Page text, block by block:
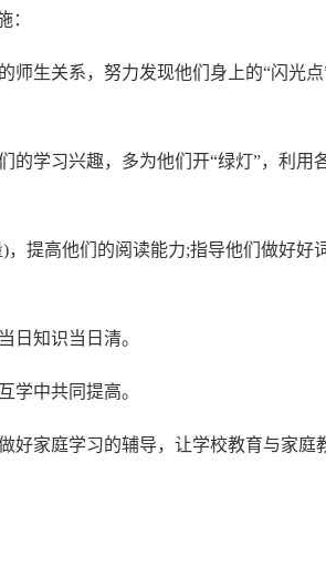
：
生关系，努力发现他们身上的“闪光
学习兴趣，多为他们开“绿灯”，利
提高他们的阅读能力;指导他们做好好
日知识当日清。
学中共同提高。
好家庭学习的辅导，让学校教育与家庭